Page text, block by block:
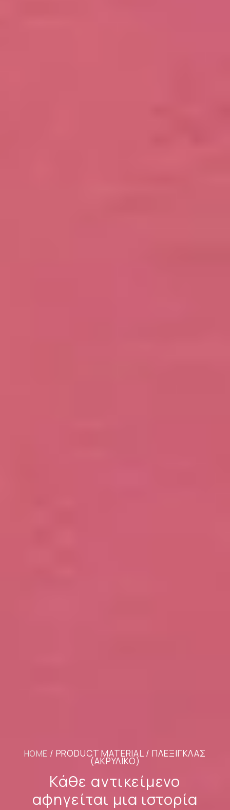
HOME / PRODUCT MATERIAL / ΠΛΕΞΙΓΚΛΆΣ
(ΑΚΡΥΛΙΚΌ)
Κάθε αντικείμενο
αφηγείται μια ιστορία